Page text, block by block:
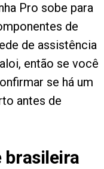
Pro sobe para
de
de assistência
então se você
se há um
antes de
brasileira